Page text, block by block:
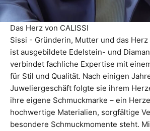
Das Herz von CALISSI
Sissi - Gründerin, Mutter und das Herz
ist ausgebildete Edelstein- und
verbindet fachliche Expertise mit
für Stil und Qualität. Nach einigen
Juweliergeschäft folgte sie ihrem
ihre eigene Schmuckmarke – ein
hochwertige Materialien, sorgfältige
besondere Schmuckmomente steht.